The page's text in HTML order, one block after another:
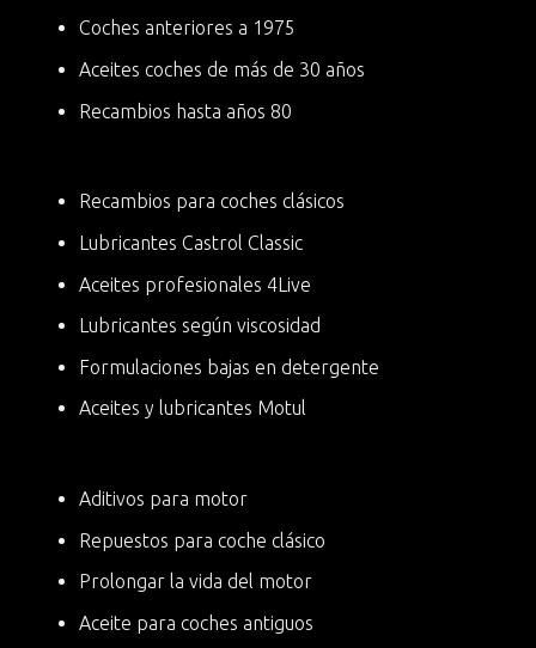
Coches anteriores a 1975
Aceites coches de más de 30 años
Recambios hasta años 80
Recambios para coches clásicos
Lubricantes Castrol Classic
Aceites profesionales 4Live
Lubricantes según viscosidad
Formulaciones bajas en detergente
Aceites y lubricantes Motul
Aditivos para motor
Repuestos para coche clásico
Prolongar la vida del motor
Aceite para coches antiguos